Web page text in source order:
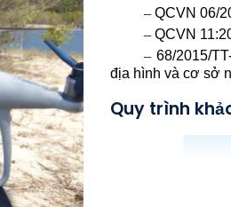
– QCVN 06/
– QCVN
– 68/2015/
địa hình và cơ sở
Quy trình